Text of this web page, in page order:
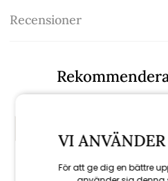
Recensioner
VI
För att ge dig en bättre